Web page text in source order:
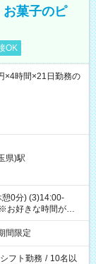
お菓子のピ
OK
×4時間×21日勤務の
県)駅
0分) (3)14:00-
好きな時間が選べ
間限定
シフト勤務 / 10名以